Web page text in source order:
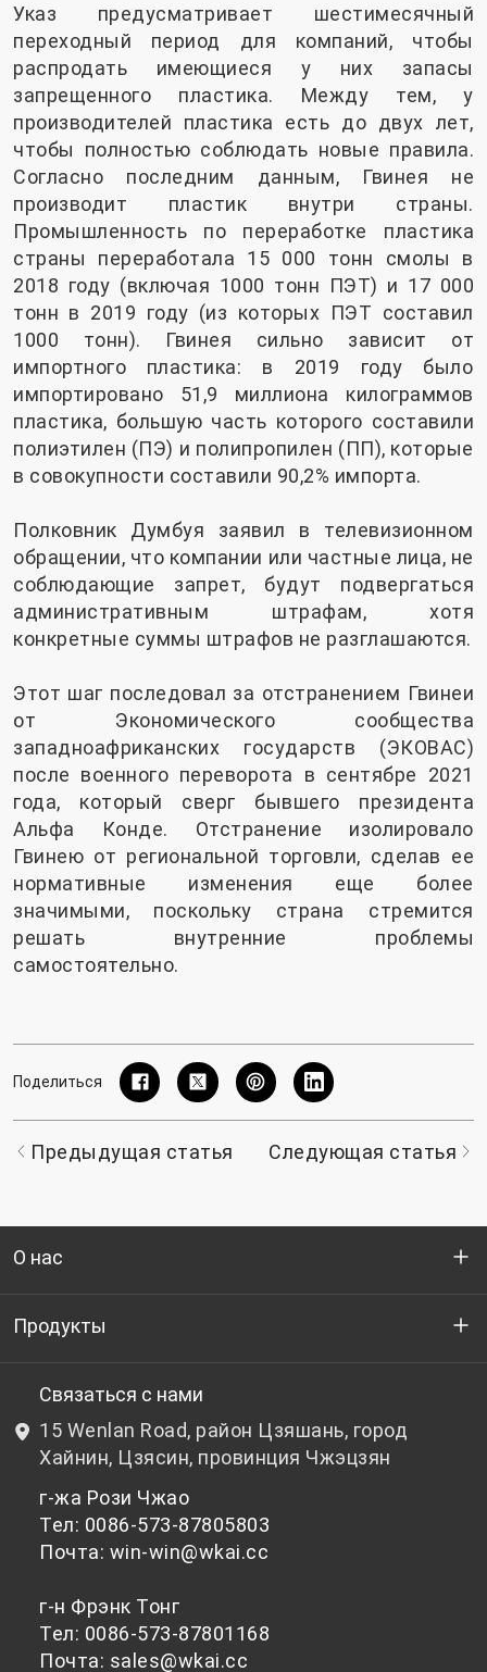
Указ предусматривает шестимесячный
переходный период для компаний, чтобы
распродать имеющиеся у них запасы
запрещенного пластика. Между тем, у
производителей пластика есть до двух лет,
чтобы полностью соблюдать новые правила.
Согласно последним данным, Гвинея не
производит пластик внутри страны.
Промышленность по переработке пластика
страны переработала 15 000 тонн смолы в
2018 году (включая 1000 тонн ПЭТ) и 17 000
тонн в 2019 году (из которых ПЭТ составил
1000 тонн). Гвинея сильно зависит от
импортного пластика: в 2019 году было
импортировано 51,9 миллиона килограммов
пластика, большую часть которого составили
полиэтилен (ПЭ) и полипропилен (ПП), которые
в совокупности составили 90,2% импорта.
Полковник Думбуя заявил в телевизионном
обращении, что компании или частные лица, не
соблюдающие запрет, будут подвергаться
административным штрафам, хотя
конкретные суммы штрафов не разглашаются.
Этот шаг последовал за отстранением Гвинеи
от Экономического сообщества
западноафриканских государств (ЭКОВАС)
после военного переворота в сентябре 2021
года, который сверг бывшего президента
Альфа Конде. Отстранение изолировало
Гвинею от региональной торговли, сделав ее
нормативные изменения еще более
значимыми, поскольку страна стремится
решать внутренние проблемы
самостоятельно.
Поделиться
Предыдущая статья Следующая статья
О нас
Кто мы
НИОКР
Новости и события
политика конфиденциальности
Продукты
Бутылочный ПЭТ-гранулят
Небутылочный ПЭТ-гранулят
Связаться с нами
15 Wenlan Road, район Цзяшань, город
Хайнин, Цзясин, провинция Чжэцзян
г-жа Рози Чжао
Тел: 0086-573-87805803
Почта: win-win@wkai.cc
г-н Фрэнк Тонг
Тел: 0086-573-87801168
Почта: sales@wkai.cc